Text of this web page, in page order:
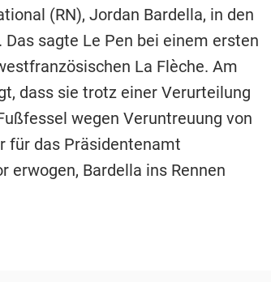
(RN), Jordan Bardella, in den
sagte Le Pen bei einem ersten
La Flèche. Am
dass sie trotz einer Verurteilung
wegen Veruntreuung von
für das Präsidentenamt
erwogen, Bardella ins Rennen